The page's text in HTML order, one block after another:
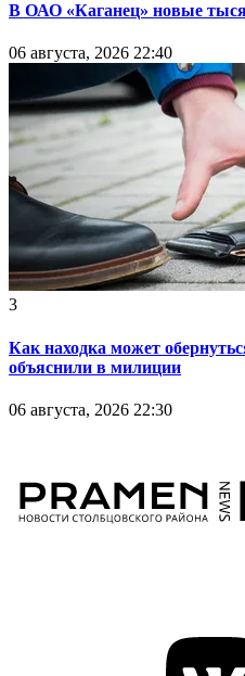
В ОАО «Каганец» новые
06 августа, 2026 22:40
3
Как находка может
объяснили в милиции
06 августа, 2026 22:30